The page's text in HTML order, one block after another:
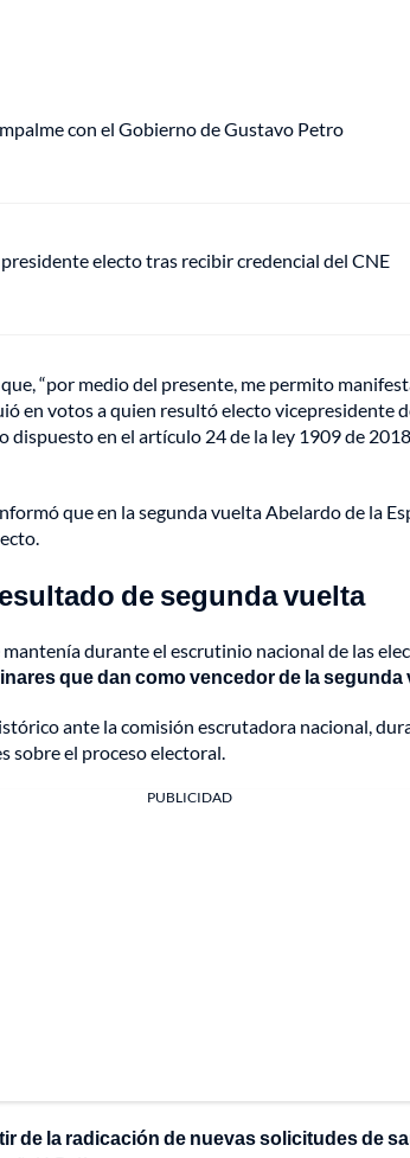
con el Gobierno de Gustavo Petro
electo tras recibir credencial del CNE
“por medio del presente, me permito
en votos a quien resultó electo vicepresidente
en el artículo 24 de la ley 1909 de 2018.
que en la segunda vuelta Abelardo de la
de segunda vuelta
durante el escrutinio nacional de las
que dan como vencedor de la segunda
ante la comisión escrutadora nacional,
sobre el proceso electoral.
PUBLICIDAD
de la radicación de nuevas solicitudes de